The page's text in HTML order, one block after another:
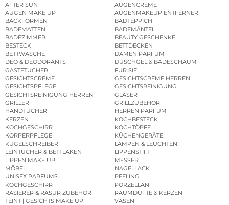
AFTER SUN
AUGENCREME
AUGEN MAKE UP
AUGENMAKEUP ENTFERNER
BACKFORMEN
BADTEPPICH
BADEMATTEN
BADEMÄNTEL
BADEZIMMER
BEAUTY GESCHENKE
BESTECK
BETTDECKEN
BETTWÄSCHE
DAMEN PARFUM
DEO & DEODORANTS
DUSCHGEL & BADESCHAUM
GÄSTETÜCHER
FÜR SIE
GESICHTSCREME
GESICHTSCREME HERREN
GESICHTSPFLEGE
GESICHTSREINIGUNG
GESICHTSREINIGUNG HERREN
GLÄSER
GRILLER
GRILLZUBEHÖR
HANDTÜCHER
HERREN PARFUM
KERZEN
KOCHBESTECK
KOCHGESCHIRR
KOCHTÖPFE
KÖRPERPFLEGE
KÜCHENGERÄTE
KUGELSCHREIBER
LAMPEN & LEUCHTEN
LEINTÜCHER & BETTLAKEN
LIPPENSTIFT
LIPPEN MAKE UP
MESSER
MÖBEL
NAGELLACK
UNISEX PARFUMS
PEELING
KOCHGESCHIRR
PORZELLAN
RASIERER & RASUR ZUBEHÖR
RAUMDÜFTE & KERZEN
TEINT | GESICHTS MAKE UP
VASEN